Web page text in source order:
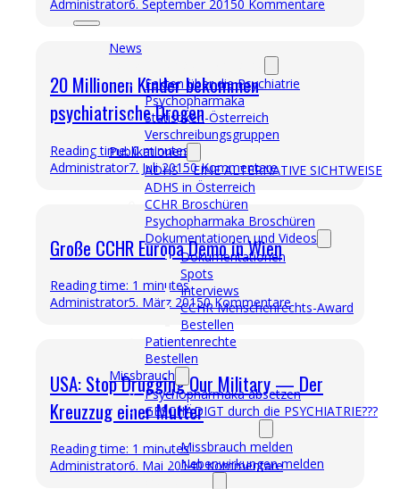
News
Fakten über die Psychiatrie
Psychopharmaka
Statistiken-Österreich
Verschreibungsgruppen
Publikationen
ADHS – EINE ALTERNATIVE SICHTWEISE
ADHS in Österreich
CCHR Broschüren
Psychopharmaka Broschüren
Dokumentationen und Videos
Dokumentationen
Spots
Interviews
CCHR Menschenrechts-Award
Bestellen
Patientenrechte
Bestellen
Missbrauch
Psychopharmaka absetzen
GESCHÄDIGT durch die PSYCHIATRIE???
Was Sie tun können
Missbrauch melden
Nebenwirkungen melden
Administrator6. September 20150 Kommentare
20 Millionen Kinder bekommen
psychiatrische Drogen
Reading time: 0 minutes
Administrator7. Juli 20150 Kommentare
Große CCHR Europa Demo in Wien
Reading time: 1 minutes
Administrator5. März 20150 Kommentare
USA: Stop Drugging Our Military — Der
Kreuzzug einer Mutter
Reading time: 1 minutes
Administrator6. Mai 20140 Kommentare